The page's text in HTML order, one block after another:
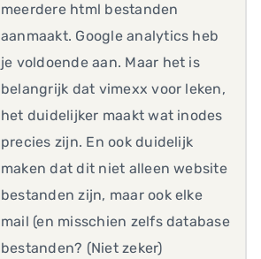
meerdere html bestanden
aanmaakt. Google analytics heb
je voldoende aan. Maar het is
belangrijk dat vimexx voor leken,
het duidelijker maakt wat inodes
precies zijn. En ook duidelijk
maken dat dit niet alleen website
bestanden zijn, maar ook elke
mail (en misschien zelfs database
bestanden? (Niet zeker)